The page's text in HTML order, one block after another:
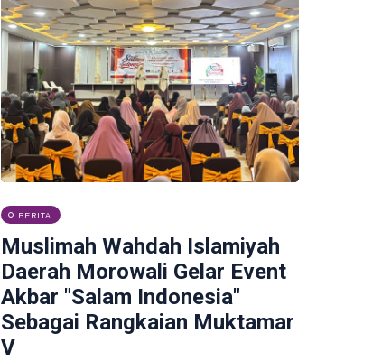
BERITA
Muslimah Wahdah Islamiyah
Daerah Morowali Gelar Event
Akbar "Salam Indonesia"
Sebagai Rangkaian Muktamar
V